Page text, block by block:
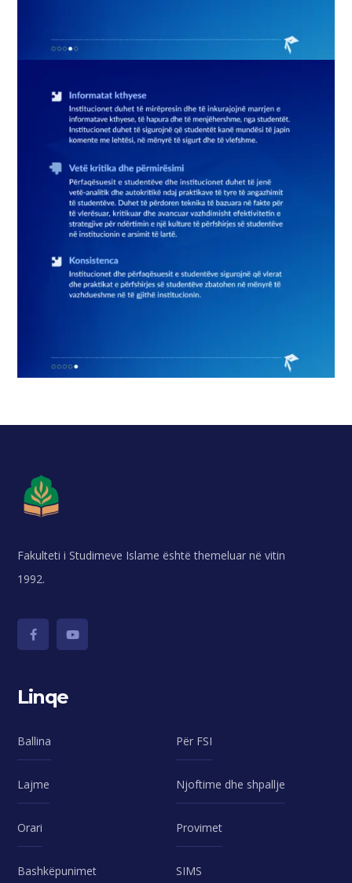
Fakulteti i Studimeve Islame është themeluar në vitin
1992.
Linqe
Ballina Për FSI
Lajme Njoftime dhe shpallje
Orari Provimet
Bashkëpunimet SIMS